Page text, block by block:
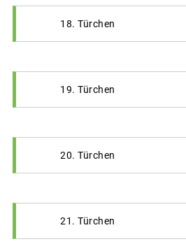
18. Türchen
19. Türchen
20. Türchen
21. Türchen